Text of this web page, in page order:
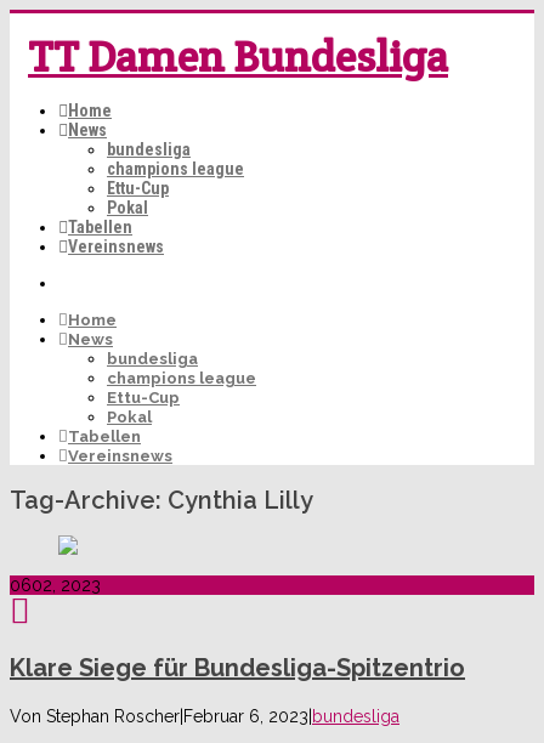
TT Damen Bundesliga
Home
News
bundesliga
champions league
Ettu-Cup
Pokal
Tabellen
Vereinsnews
Home
News
bundesliga
champions league
Ettu-Cup
Pokal
Tabellen
Vereinsnews
Tag-Archive: Cynthia Lilly
0602, 2023
Klare Siege für Bundesliga-Spitzentrio
Von Stephan Roscher|Februar 6, 2023|bundesliga